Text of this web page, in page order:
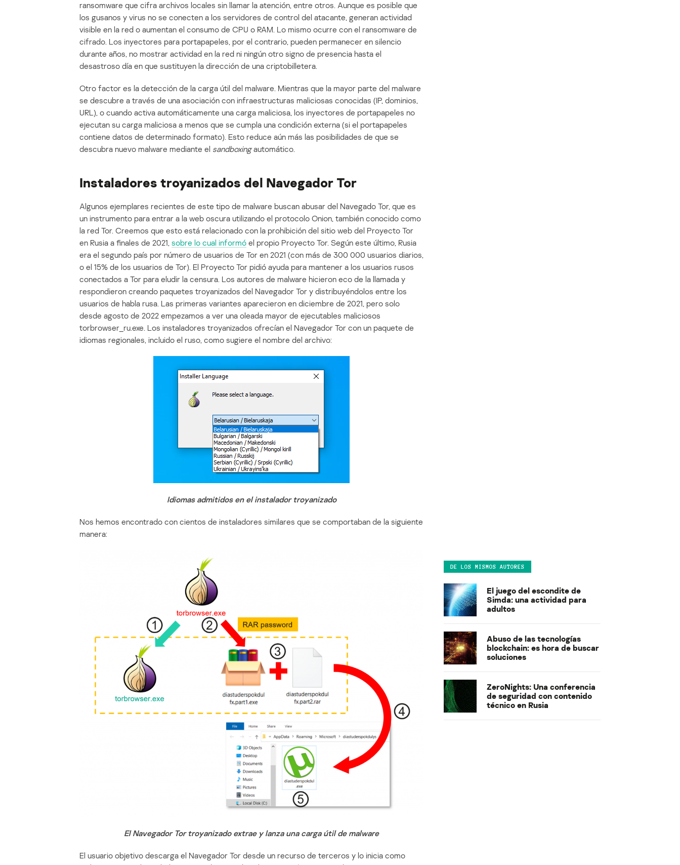
ransomware que cifra archivos locales sin llamar la atención, entre otros. Aunque es posible que
los gusanos y virus no se conecten a los servidores de control del atacante, generan actividad
visible en la red o aumentan el consumo de CPU o RAM. Lo mismo ocurre con el ransomware de
cifrado. Los inyectores para portapapeles, por el contrario, pueden permanecer en silencio
durante años, no mostrar actividad en la red ni ningún otro signo de presencia hasta el
desastroso día en que sustituyen la dirección de una criptobilletera.
Otro factor es la detección de la carga útil del malware. Mientras que la mayor parte del malware
se descubre a través de una asociación con infraestructuras maliciosas conocidas (IP, dominios,
URL), o cuando activa automáticamente una carga maliciosa, los inyectores de portapapeles no
ejecutan su carga maliciosa a menos que se cumpla una condición externa (si el portapapeles
contiene datos de determinado formato). Esto reduce aún más las posibilidades de que se
descubra nuevo malware mediante el sandboxingautomático.
Instaladores troyanizados del Navegador Tor
Algunos ejemplares recientes de este tipo de malware buscan abusar del Navegado Tor, que es
un instrumento para entrar a la web oscura utilizando el protocolo Onion, también conocido como
la red Tor. Creemos que esto está relacionado con la prohibición del sitio web del Proyecto Tor
en Rusia a finales de 2021, sobre lo cual informó el propio Proyecto Tor. Según este último, Rusia
era el segundo país por número de usuarios de Tor en 2021 (con más de 300 000 usuarios diarios,
o el 15% de los usuarios de Tor). El Proyecto Tor pidió ayuda para mantener a los usuarios rusos
conectados a Tor para eludir la censura. Los autores de malware hicieron eco de la llamada y
respondieron creando paquetes troyanizados del Navegador Tor y distribuyéndolos entre los
usuarios de habla rusa. Las primeras variantes aparecieron en diciembre de 2021, pero solo
desde agosto de 2022 empezamos a ver una oleada mayor de ejecutables maliciosos
torbrowser_ru.exe. Los instaladores troyanizados ofrecían el Navegador Tor con un paquete de
idiomas regionales, incluido el ruso, como sugiere el nombre del archivo:
Idiomas admitidos en el instalador troyanizado
Nos hemos encontrado con cientos de instaladores similares que se comportaban de la siguiente
manera:
El Navegador Tor troyanizado extrae y lanza una carga útil de malware
El usuario objetivo descarga el Navegador Tor desde un recurso de terceros y lo inicia como
DE LOS MISMOS AUTORES
El juego del escondite de
Simda: una actividad para
adultos
Abuso de las tecnologías
blockchain: es hora de buscar
soluciones
ZeroNights: Una conferencia
de seguridad con contenido
técnico en Rusia